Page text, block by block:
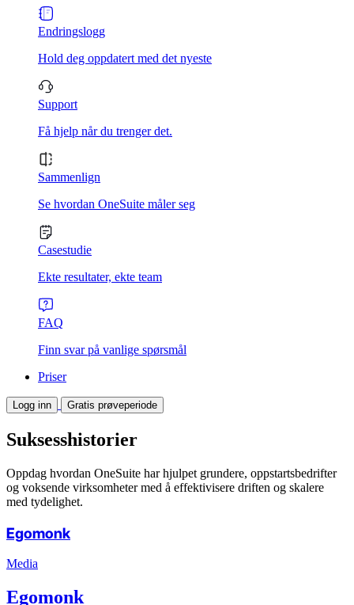
Endringslogg
Hold deg oppdatert med det nyeste
Support
Få hjelp når du trenger det.
Sammenlign
Se hvordan OneSuite måler seg
Casestudie
Ekte resultater, ekte team
FAQ
Finn svar på vanlige spørsmål
Priser
Logg inn Gratis prøveperiode
Suksesshistorier
Oppdag hvordan OneSuite har hjulpet grundere, oppstartsbedrifter
og voksende virksomheter med å effektivisere driften og skalere
med tydelighet.
Egomonk
Media
Egomonk